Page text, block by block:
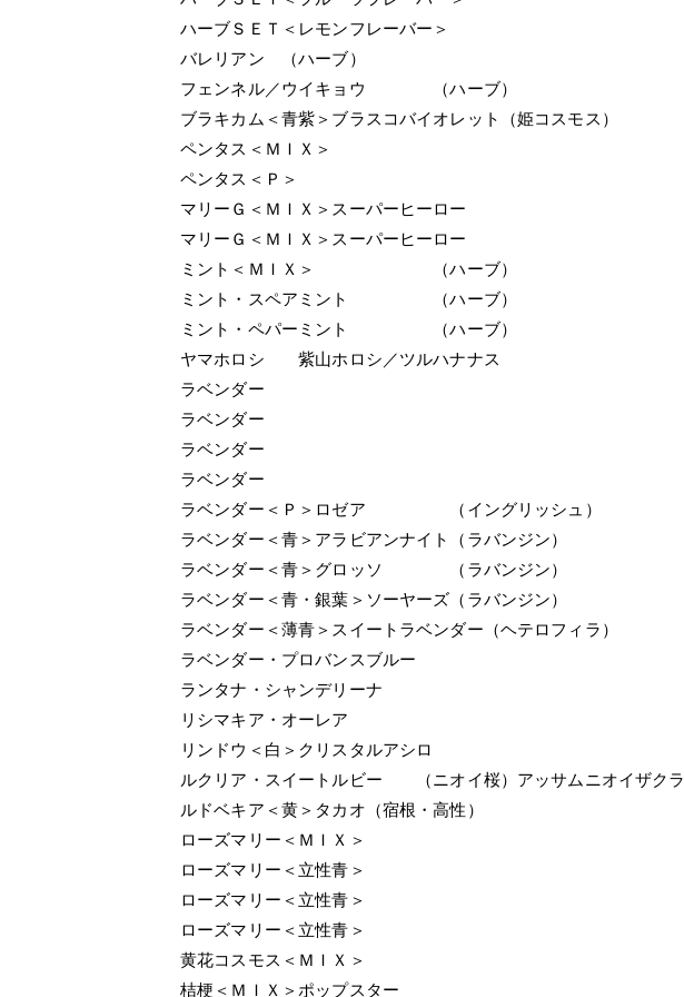
ハーブＳＥＴ＜レモンフレーバー＞
バレリアン （ハーブ）
フェンネル／ウイキョウ （ハーブ）
ブラキカム＜青紫＞ブラスコバイオレット（姫コスモス）
ペンタス＜ＭＩＸ＞
ペンタス＜Ｐ＞
マリーＧ＜ＭＩＸ＞スーパーヒーロー
マリーＧ＜ＭＩＸ＞スーパーヒーロー
ミント＜ＭＩＸ＞ （ハーブ）
ミント・スペアミント （ハーブ）
ミント・ペパーミント （ハーブ）
ヤマホロシ 紫山ホロシ／ツルハナナス
ラベンダー
ラベンダー
ラベンダー
ラベンダー
ラベンダー＜Ｐ＞ロゼア （イングリッシュ）
ラベンダー＜青＞アラビアンナイト（ラバンジン）
ラベンダー＜青＞グロッソ （ラバンジン）
ラベンダー＜青・銀葉＞ソーヤーズ（ラバンジン）
ラベンダー＜薄青＞スイートラベンダー（ヘテロフィラ）
ラベンダー・プロバンスブルー
ランタナ・シャンデリーナ
リシマキア・オーレア
リンドウ＜白＞クリスタルアシロ
ルクリア・スイートルビー （ニオイ桜）アッサムニオイザクラ
ルドベキア＜黄＞タカオ（宿根・高性）
ローズマリー＜ＭＩＸ＞
ローズマリー＜立性青＞
ローズマリー＜立性青＞
ローズマリー＜立性青＞
黄花コスモス＜ＭＩＸ＞
桔梗＜ＭＩＸ＞ポップスター